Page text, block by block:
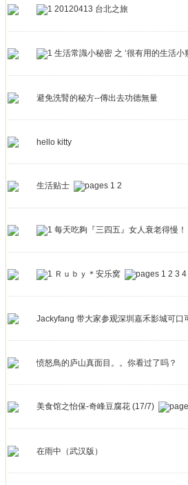
20120413 台北之旅
生活常識小秘密 之 ‘很有用的生活小
避免洗腎的秘方--傳出去功德無量
hello kitty
生活贴士 1 2
每天吃夠『三四五』女人衰老得慢！
Ｒｕｂｙ＊安乐窝 1 2 3 4
Jackyfang 带大家参观深圳嘉禾影城可口
愤怒鳥的庐山真面目。。你看过了吗？
美食馆之怡保-奇峰豆腐花 (17/7)
在雨中（武汉版）